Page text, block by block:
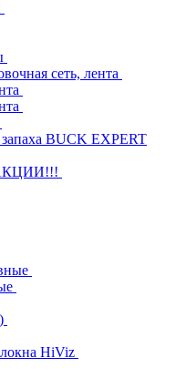
сеть, лента
BUCK EXPERT
HiViz